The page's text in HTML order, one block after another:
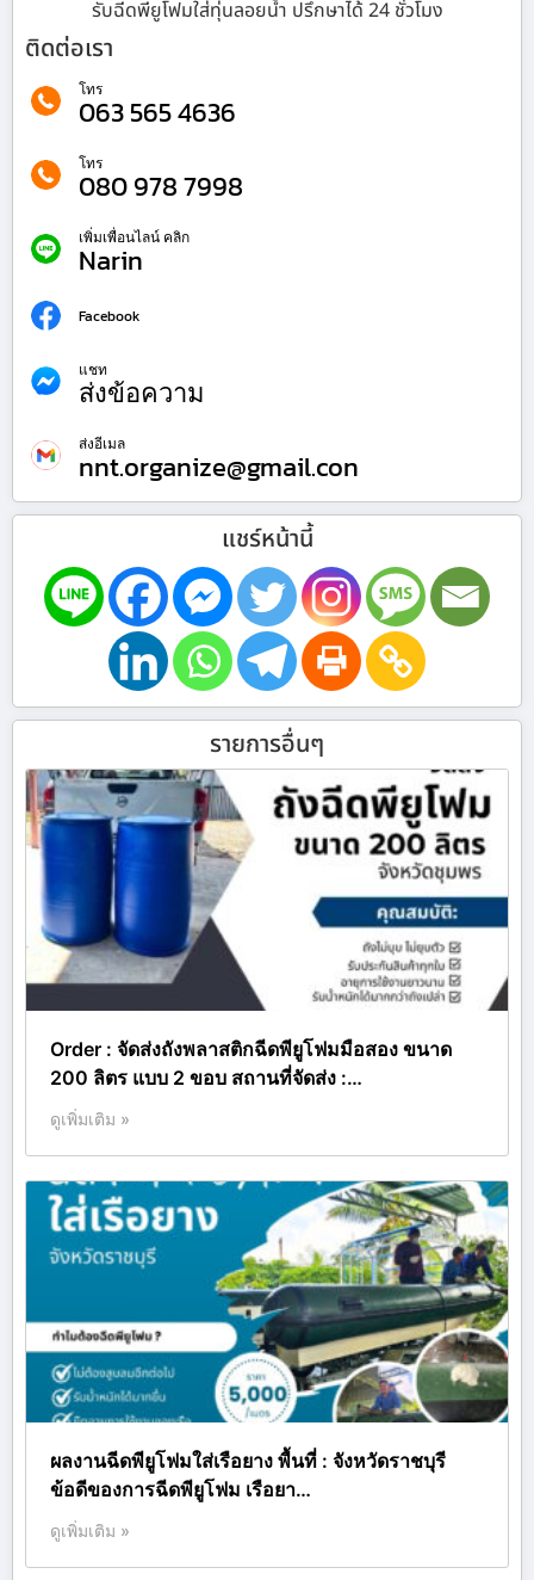
รับฉีดพียูโฟมใส่ทุ่นลอยน้ำ ปรึกษาได้ 24 ชั่วโมง
ติดต่อเรา
โทร
063 565 4636
โทร
080 978 7998
เพิ่มเพื่อนไลน์ คลิก
Narin
Facebook
แชท
ส่งข้อความ
ส่งอีเมล
nnt.organize@gmail.con
แชร์หน้านี้
รายการอื่นๆ
Order : จัดส่งถังพลาสติกฉีดพียูโฟมมือสอง ขนาด
200 ลิตร แบบ 2 ขอบ สถานที่จัดส่ง :…
ดูเพิ่มเติม »
ผลงานฉีดพียูโฟมใส่เรือยาง พื้นที่ : จังหวัดราชบุรี
ข้อดีของการฉีดพียูโฟม เรือยา…
ดูเพิ่มเติม »